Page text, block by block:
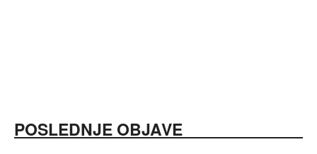
POSLEDNJE OBJAVE